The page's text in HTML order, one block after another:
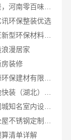
社区整店输出量贩零食适配全场景，河南零百味供应链有限公司加盟
环保整装优选
国内专业室内装修怎么样江西圣匠新型环保材料有限公司
漫居家
装修
嘉兴绿色之家建材科技有限公司同城知名室内设计团队高端
清单详解